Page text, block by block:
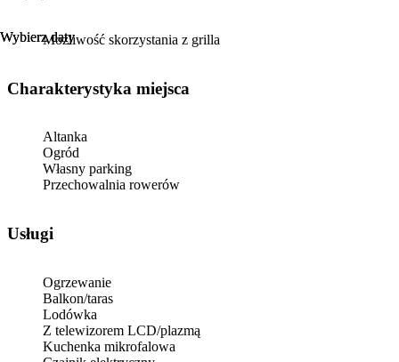
Wybierz daty
Wybierz datyMożliwość skorzystania z grilla
Charakterystyka miejsca
Altanka
Ogród
Własny parking
Przechowalnia rowerów
Usługi
Ogrzewanie
Balkon/taras
Lodówka
Z telewizorem LCD/plazmą
Kuchenka mikrofalowa